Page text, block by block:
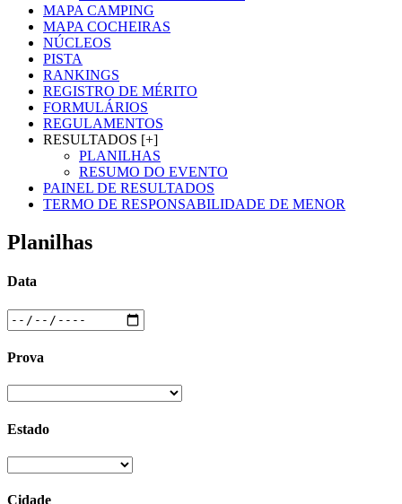
MAPA CAMPING
MAPA COCHEIRAS
NÚCLEOS
PISTA
RANKINGS
REGISTRO DE MÉRITO
FORMULÁRIOS
REGULAMENTOS
RESULTADOS [+]
PLANILHAS
RESUMO DO EVENTO
PAINEL DE RESULTADOS
TERMO DE RESPONSABILIDADE DE MENOR
Planilhas
Data
Prova
Estado
Cidade